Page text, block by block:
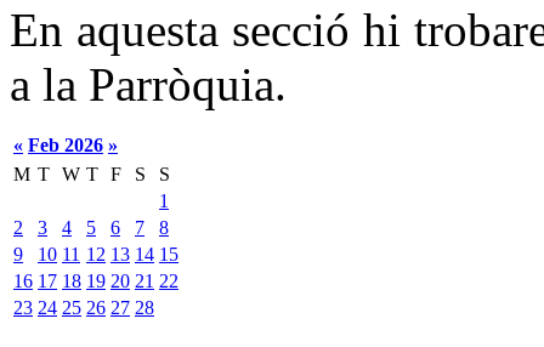
En aquesta secció hi
a la Parròquia.
« Feb 2026 »
M T W T F S
S
1
2
3 4 5 6 7
8
9
10 11 12 13 14 15
16 17 18 19 20 21 22
23 24 25 26 27 28